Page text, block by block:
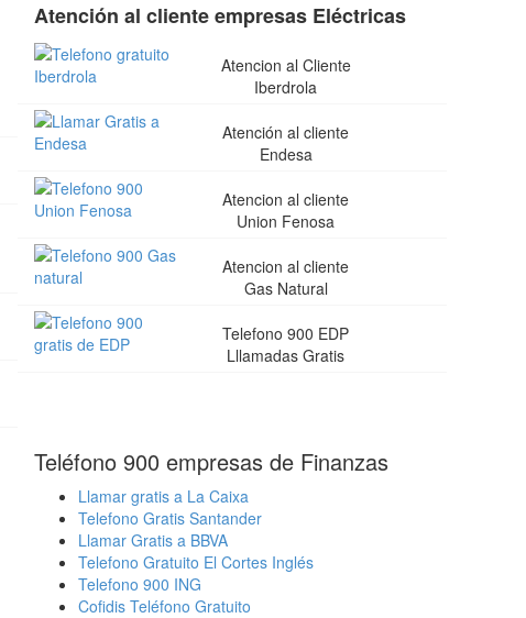
Atención al cliente empresas Eléctricas
Atencion al Cliente
Iberdrola
Atención al cliente
Endesa
Atencion al cliente
Union Fenosa
Atencion al cliente
Gas Natural
Telefono 900 EDP
Lllamadas Gratis
Teléfono 900 empresas de Finanzas
Llamar gratis a La Caixa
Telefono Gratis Santander
Llamar Gratis a BBVA
Telefono Gratuito El Cortes Inglés
Telefono 900 ING
Cofidis Teléfono Gratuito